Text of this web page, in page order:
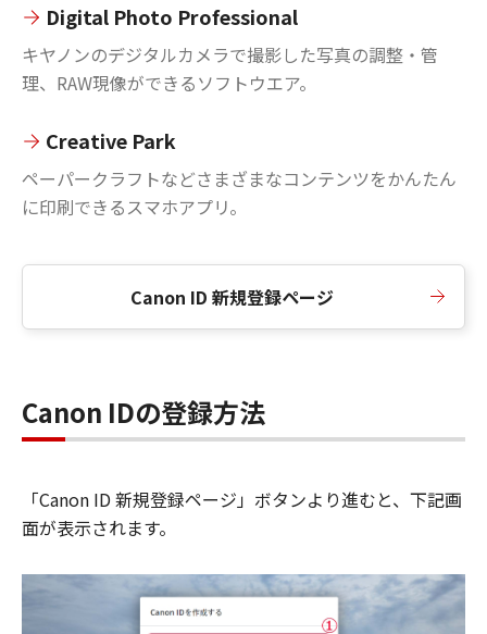
Digital Photo Professional
キヤノンのデジタルカメラで撮影した写真の調整・管
理、RAW現像ができるソフトウエア。
Creative Park
ペーパークラフトなどさまざまなコンテンツをかんたん
に印刷できるスマホアプリ。
Canon ID 新規登録ページ
Canon IDの登録方法
「Canon ID 新規登録ページ」ボタンより進むと、下記画
面が表示されます。